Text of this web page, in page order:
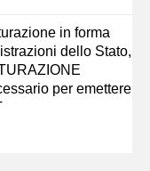
in forma
dello Stato,
per emettere